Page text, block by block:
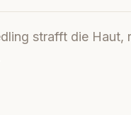
strafft die Haut,